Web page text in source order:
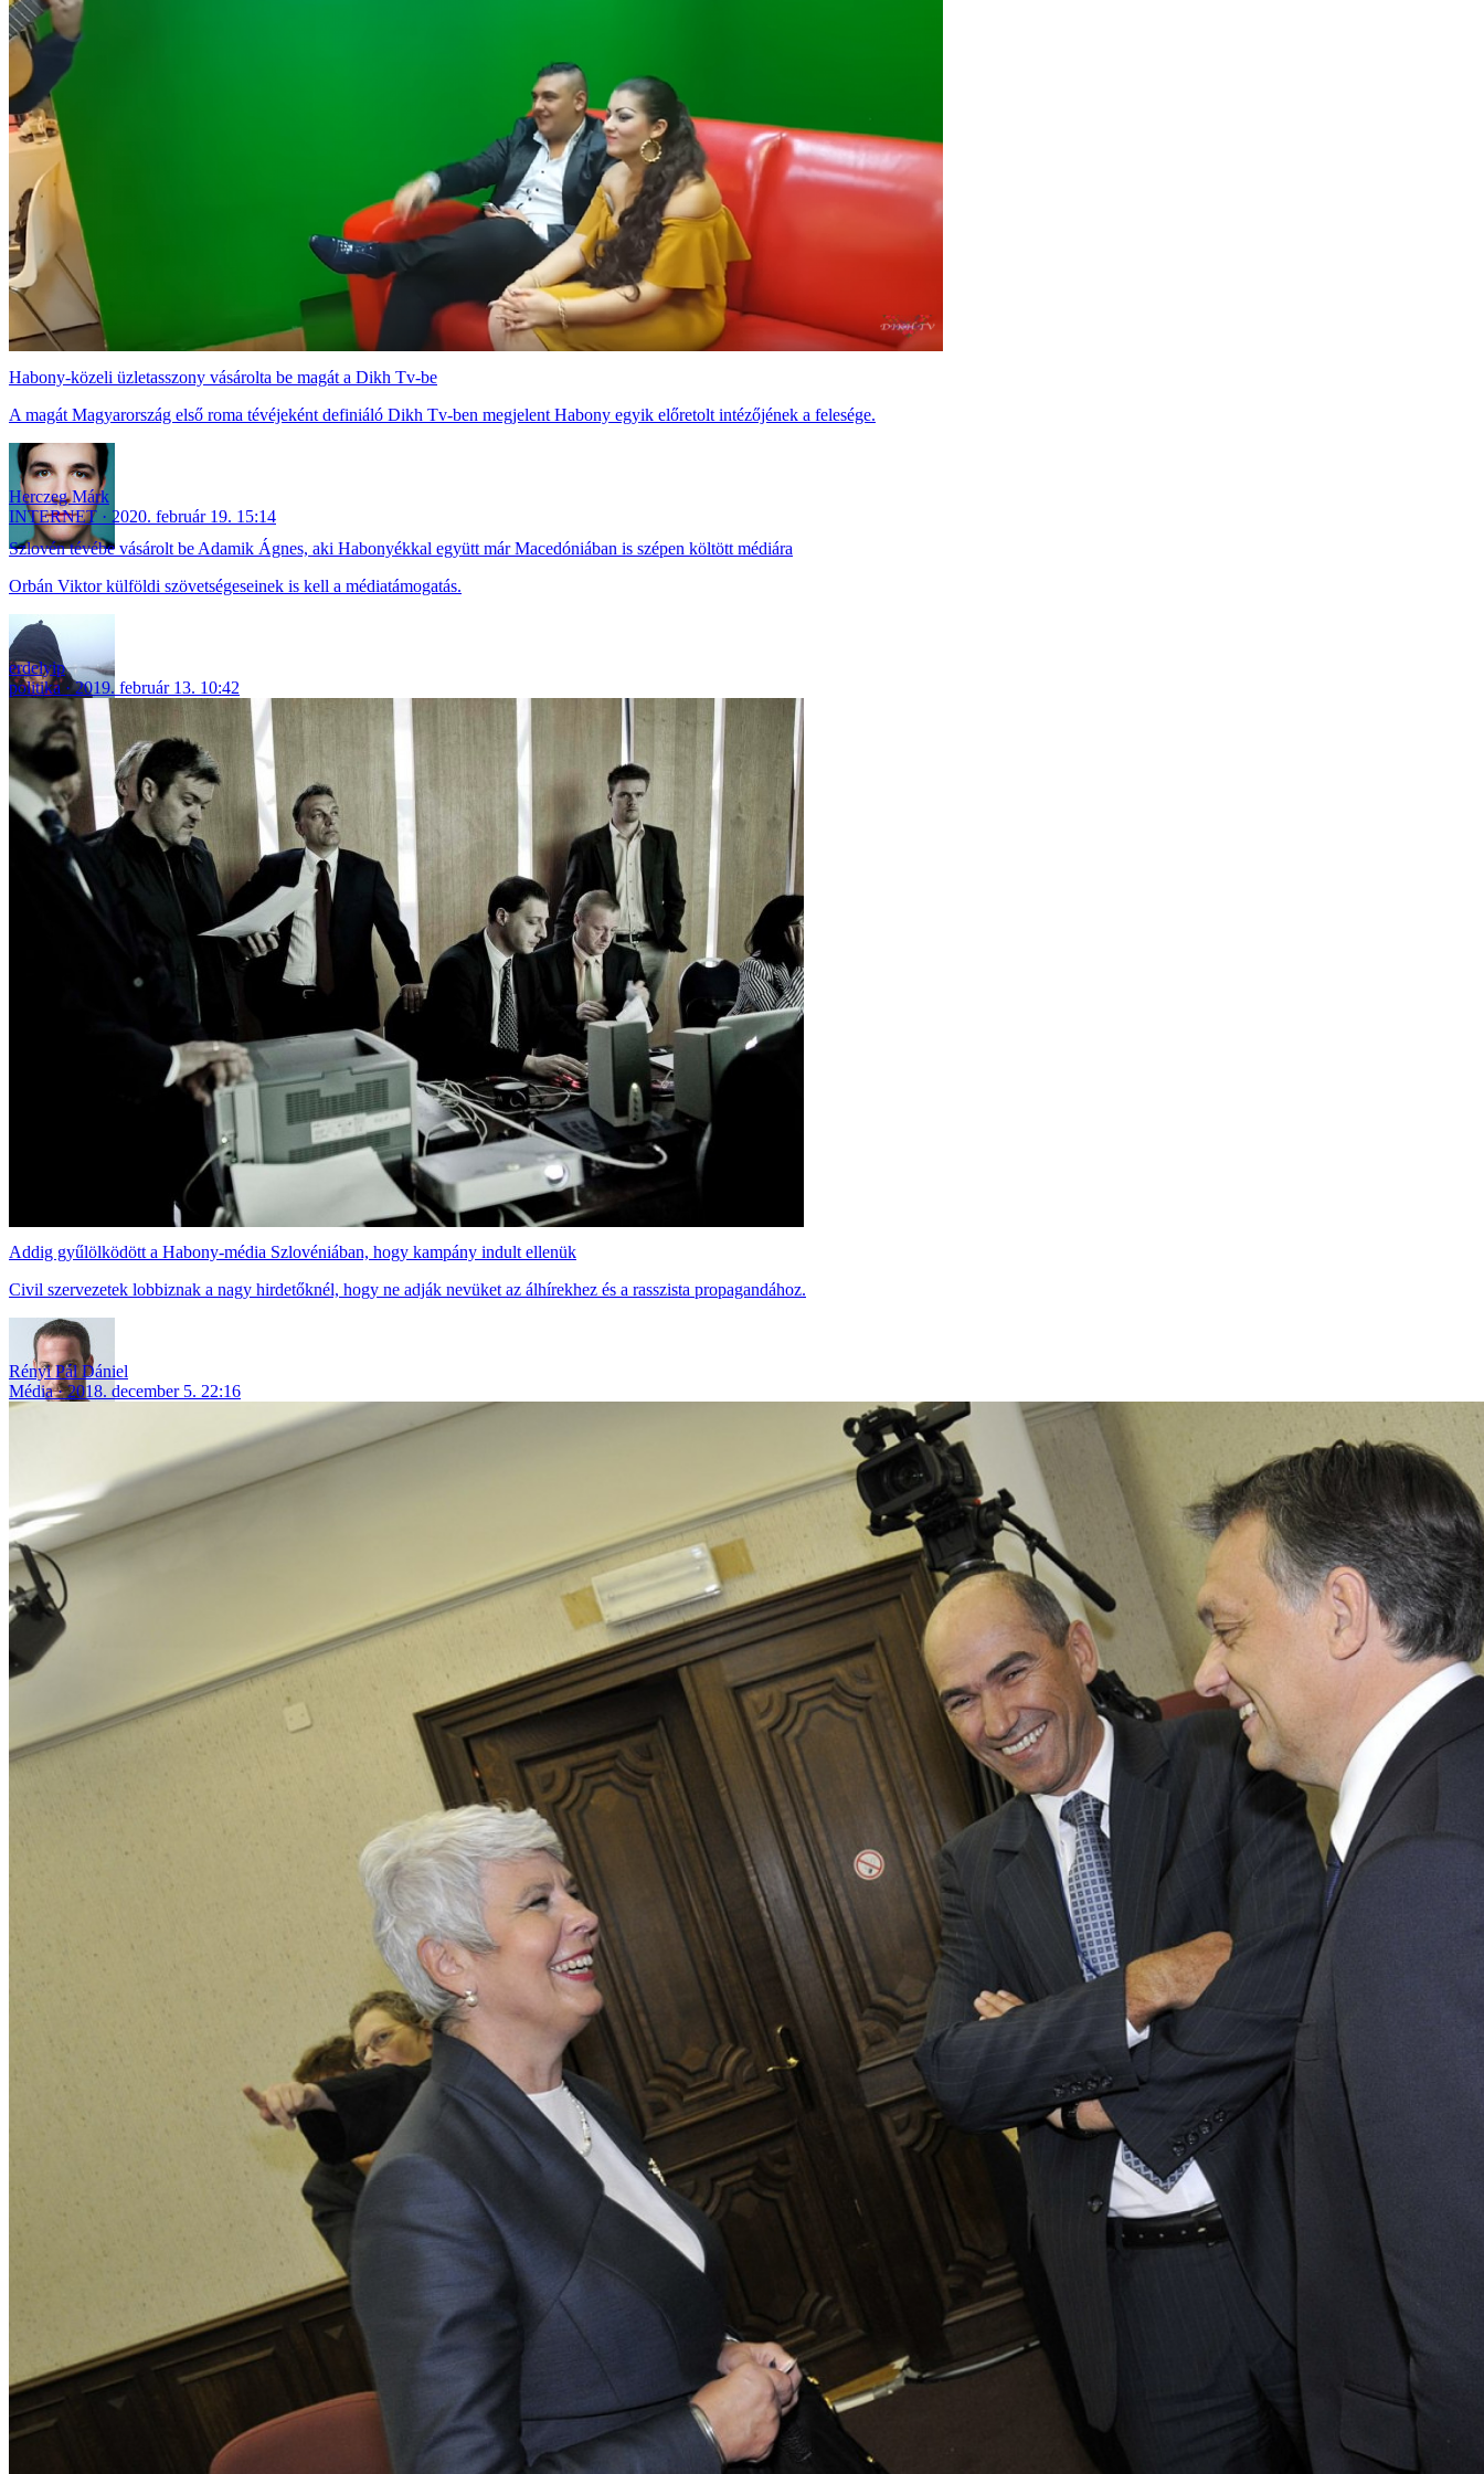
Habony-közeli üzletasszony vásárolta be magát a Dikh Tv-be
A magát Magyarország első roma tévéjeként definiáló Dikh Tv-ben megjelent Habony egyik előretolt intézőjének a felesége.
Herczeg Márk
INTERNET
2020. február 19. 15:14
Szlovén tévébe vásárolt be Adamik Ágnes, aki Habonyékkal együtt már Macedóniában is szépen költött médiára
Orbán Viktor külföldi szövetségeseinek is kell a médiatámogatás.
erdelyip
politika
2019. február 13. 10:42
Addig gyűlölködött a Habony-média Szlovéniában, hogy kampány indult ellenük
Civil szervezetek lobbiznak a nagy hirdetőknél, hogy ne adják nevüket az álhírekhez és a rasszista propagandához.
Rényi Pál Dániel
Média
2018. december 5. 22:16